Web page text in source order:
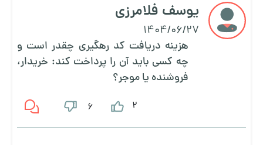
یوسف فلامرزی
1404/06/27
هزینه دریافت کد رهگیری چقدر است و
چه کسی باید آن را پرداخت کند: خریدار،
فروشنده یا موجر؟
2
6